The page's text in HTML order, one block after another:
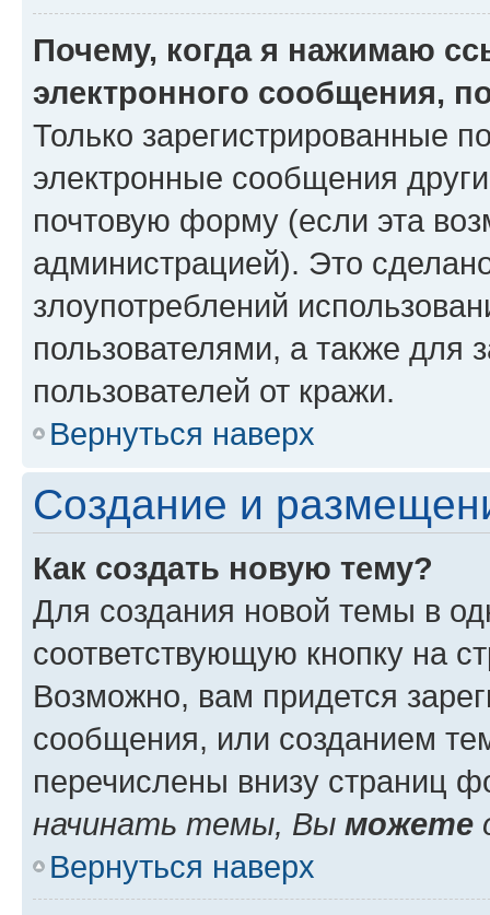
Почему, когда я нажимаю
электронного сообщения,
Только зарегистрированные
электронные сообщения
почтовую форму (если эта
администрацией). Это
злоупотреблений
пользователями, а также для
пользователей от кражи.
Вернуться наверх
Создание и
Как создать новую тему?
Для создания новой темы в
соответствующую кнопку на
Возможно, вам придется
сообщения, или созданием
перечислены внизу страниц
начинать темы, Вы можете
Вернуться наверх